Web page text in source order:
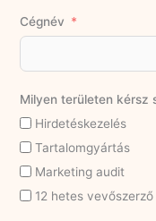
Cégnév
Milyen területen kérsz
Hirdetéskezelés
Tartalomgyártás
Marketing audit
12 hetes